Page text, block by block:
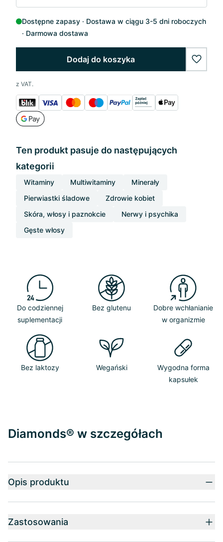
Dostępne zapasy
Dostawa w ciągu 3-5 dni roboczych
Darmowa dostawa
Dodaj do koszyka
z VAT.
Ten produkt pasuje do następujących
kategorii
Witaminy Multiwitaminy
Minerały
Pierwiastki śladowe
Zdrowie kobiet
Skóra, włosy i paznokcie
Nerwy i psychika
Gęste włosy
Do codziennej
suplementacji
Bez glutenu
Dobre wchłanianie
w organizmie
Bez laktozy Wegański
Wygodna forma
kapsułek
Diamonds® w szczegółach
Opis produktu
Zastosowania